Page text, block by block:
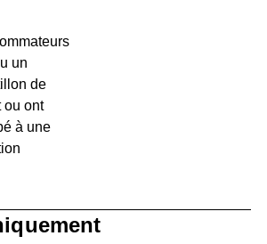
un
de
ou ont
à une